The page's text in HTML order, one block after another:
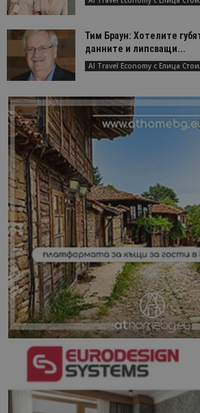
Тим Браун: Хотелите
данните и липсващи...
AI Travel Economy с Елица